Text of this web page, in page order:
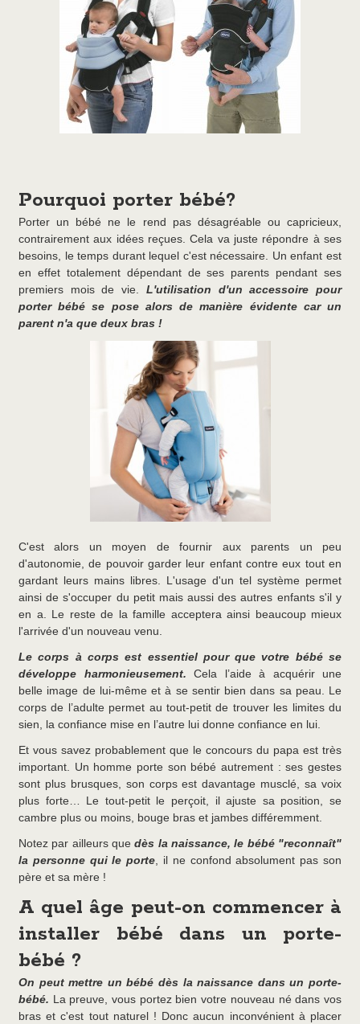
Pourquoi porter bébé?
Porter un bébé ne le rend pas désagréable ou capricieux,
contrairement aux idées reçues. Cela va juste répondre à ses
besoins, le temps durant lequel c'est nécessaire. Un enfant est
en effet totalement dépendant de ses parents pendant ses
premiers mois de vie. L'utilisation d'un accessoire pour
porter bébé se pose alors de manière évidente car un
parent n'a que deux bras !
C'est alors un moyen de fournir aux parents un peu
d'autonomie, de pouvoir garder leur enfant contre eux tout en
gardant leurs mains libres. L'usage d'un tel système permet
ainsi de s'occuper du petit mais aussi des autres enfants s'il y
en a. Le reste de la famille acceptera ainsi beaucoup mieux
l'arrivée d'un nouveau venu.
Le corps à corps est essentiel pour que votre bébé se
développe harmonieusement.
Cela l’aide à acquérir une
belle image de lui-même et à se sentir bien dans sa peau. Le
corps de l’adulte permet au tout-petit de trouver les limites du
sien, la confiance mise en l’autre lui donne confiance en lui.
Et vous savez probablement que le concours du papa est très
important. Un homme porte son bébé autrement : ses gestes
sont plus brusques, son corps est davantage musclé, sa voix
plus forte… Le tout-petit le perçoit, il ajuste sa position, se
cambre plus ou moins, bouge bras et jambes différemment.
Notez par ailleurs quedès la naissance, le bébé "reconnaît"
la personne qui le porte , il ne confond absolument pas son
père et sa mère !
A quel âge peut-on commencer à
installer bébé dans un porte-
bébé ?
On peut mettre un bébé dès la naissance dans un porte-
bébé. La preuve, vous portez bien votre nouveau né dans vos
bras et c'est tout naturel ! Donc aucun inconvénient à placer